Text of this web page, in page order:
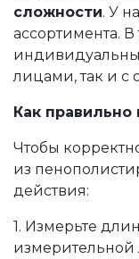
сложности. У
ассортимента.
лицами, так и с
Как правильно
Чтобы
из
действия:
1. Измерьте
измерительной